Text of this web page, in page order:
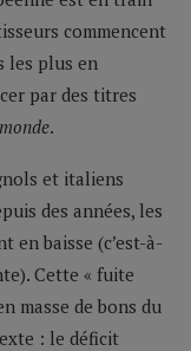
commencent
les plus en
par des titres
monde.
et italiens
des années, les
en baisse (c’est-à-
Cette « fuite
masse de bons du
: le déficit